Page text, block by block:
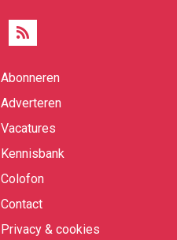
Abonneren
Adverteren
Vacatures
Kennisbank
Colofon
Contact
Privacy & cookies